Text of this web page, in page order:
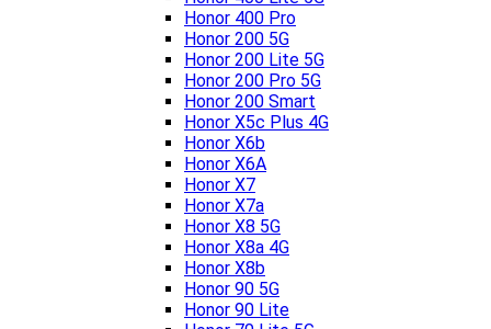
Honor 400 Pro
Honor 200 5G
Honor 200 Lite 5G
Honor 200 Pro 5G
Honor 200 Smart
Honor X5c Plus 4G
Honor X6b
Honor X6A
Honor X7
Honor X7a
Honor X8 5G
Honor X8a 4G
Honor X8b
Honor 90 5G
Honor 90 Lite